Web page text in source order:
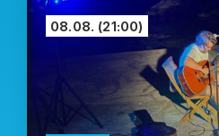
08.08. (21:00)